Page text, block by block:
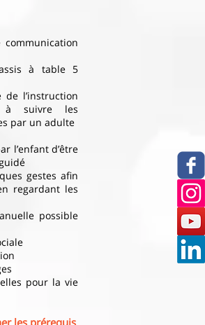
communication
à table 5
l’instruction
à suivre les
par un adulte
l’enfant d’être
gestes afin
regardant les
possible
pour la vie
les prérequis